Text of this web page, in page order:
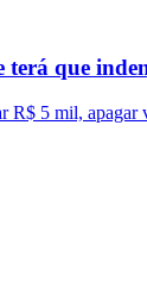
terá que
R$ 5 mil,